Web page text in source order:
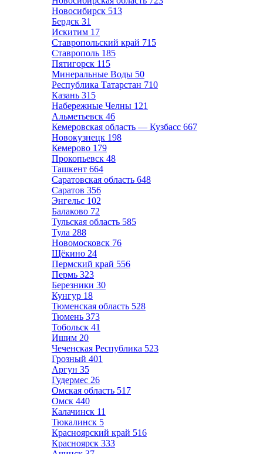
Новосибирск 513
Бердск 31
Искитим 17
Ставропольский край 715
Ставрополь 185
Пятигорск 115
Минеральные Воды 50
Республика Татарстан 710
Казань 315
Набережные Челны 121
Альметьевск 46
Кемеровская область — Кузбасс 667
Новокузнецк 198
Кемерово 179
Прокопьевск 48
Ташкент 664
Саратовская область 648
Саратов 356
Энгельс 102
Балаково 72
Тульская область 585
Тула 288
Новомосковск 76
Щёкино 24
Пермский край 556
Пермь 323
Березники 30
Кунгур 18
Тюменская область 528
Тюмень 373
Тобольск 41
Ишим 20
Чеченская Республика 523
Грозный 401
Аргун 35
Гудермес 26
Омская область 517
Омск 440
Калачинск 11
Тюкалинск 5
Красноярский край 516
Красноярск 333